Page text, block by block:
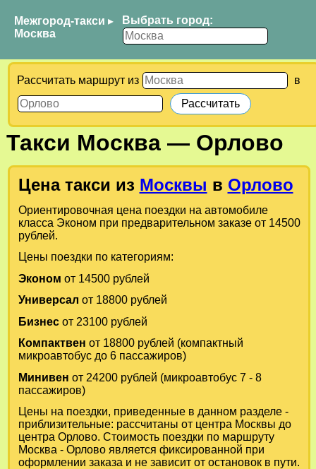
Межгород-такси ▸
Москва
Выбрать город:
Рассчитать маршрут из в
Такси Москва— Орлово
Цена такси из Москвы в Орлово
Ориентировочная цена поездки на автомобиле
класса Эконом при предварительном заказе от 14500
рублей.
Цены поездки по категориям:
Эконом от 14500 рублей
Универсал от 18800 рублей
Бизнесот 23100 рублей
Компактвен от 18800 рублей (компактный
микроавтобус до 6 пассажиров)
Минивен от 24200 рублей (микроавтобус 7 - 8
пассажиров)
Цены на поездки, приведенные в данном разделе -
приблизительные: рассчитаны от центра Москвы до
центра Орлово. Стоимость поездки по маршруту
Москва - Орлово является фиксированной при
оформлении заказа и не зависит от остановок в пути.